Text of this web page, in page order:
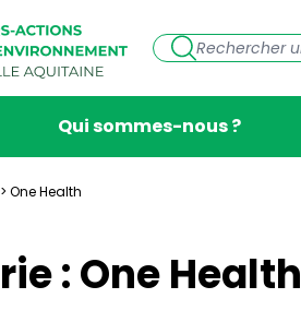
Qui sommes-nous ?
> One Health
:One Health